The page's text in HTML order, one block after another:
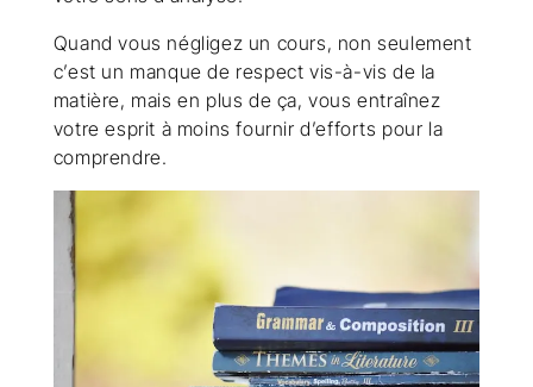
Quand vous négligez un cours, non seulement
c’est un manque de respect vis-à-vis de la
matière, mais en plus de ça, vous entraînez
votre esprit à moins fournir d’efforts pour la
comprendre.